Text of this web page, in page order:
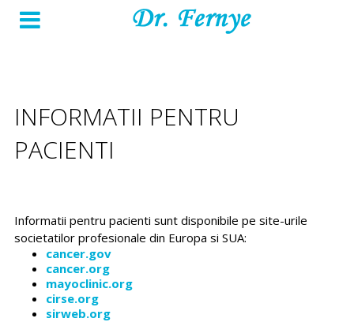
INFORMATII PENTRU
PACIENTI
Informatii pentru pacienti sunt disponibile pe site-urile
societatilor profesionale din Europa si SUA:
cancer.gov
cancer.org
mayoclinic.org
cirse.org
sirweb.org